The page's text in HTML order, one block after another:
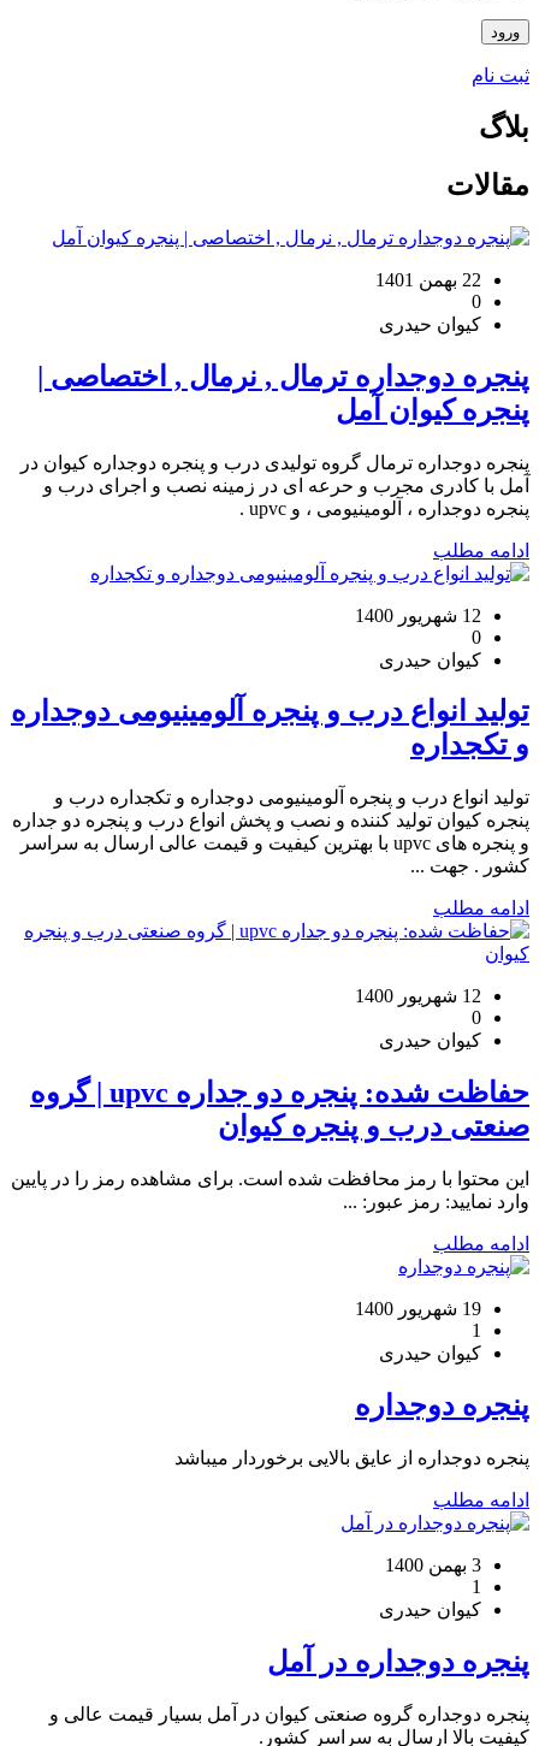
ثبت نام
بلاگ
مقالات
22 بهمن 1401
0
کیوان حیدری
پنجره دوجداره ترمال , نرمال , اختصاصی |
پنجره کیوان آمل
پنجره دوجداره ترمال گروه تولیدی درب و پنجره دوجداره کیوان در
آمل با کادری مجرب و حرعه ای در زمینه نصب و اجرای درب و
پنجره دوجداره ، آلومینیومی ، و upvc .
ادامه مطلب
12 شهریور 1400
0
کیوان حیدری
تولید انواع درب و پنجره آلومینیومی دوجداره
و تکجداره
تولید انواع درب و پنجره آلومینیومی دوجداره و تکجداره درب و
پنجره کیوان تولید کننده و نصب و پخش انواع درب و پنجره دو جداره
و پنجره های upvc با بهترین کیفیت و قیمت عالی ارسال به سراسر
کشور . جهت ...
ادامه مطلب
12 شهریور 1400
0
کیوان حیدری
حفاظت شده: پنجره دو جداره upvc | گروه
صنعتی درب و پنجره کیوان
این محتوا با رمز محافظت شده است. برای مشاهده رمز را در پایین
وارد نمایید: رمز عبور: ...
ادامه مطلب
19 شهریور 1400
1
کیوان حیدری
پنجره دوجداره
پنجره دوجداره از عایق بالایی برخوردار میباشد
ادامه مطلب
3 بهمن 1400
1
کیوان حیدری
پنجره دوجداره در آمل
پنجره دوجداره گروه صنعتی کیوان در آمل بسیار قیمت عالی و
کیفیت بالا ارسال به سراسر کشور.